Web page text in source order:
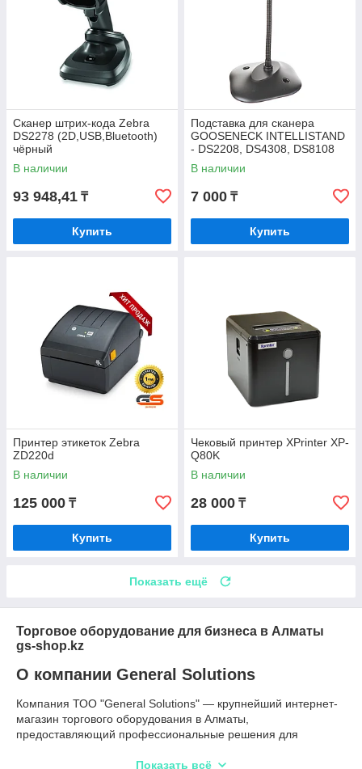
Сканер штрих-кода Zebra
DS2278 (2D,USB,Bluetooth)
чёрный
В наличии
93 948,41 ₸
Купить
Подставка для сканера
GOOSENECK INTELLISTAND
- DS2208, DS4308, DS8108
BLACK
В наличии
7 000 ₸
Купить
Принтер этикеток Zebra
ZD220d
В наличии
125 000 ₸
Купить
Чековый принтер XPrinter XP-
Q80K
В наличии
28 000 ₸
Купить
Показать ещё
Торговое оборудование для бизнеса в Алматы
gs-shop.kz
О компании General Solutions
Компания ТОО "General Solutions" — крупнейший интернет-
магазин торгового оборудования в Алматы,
предоставляющий профессиональные решения для
поставщиком оборудования и программного обеспечения, с
Показать всё